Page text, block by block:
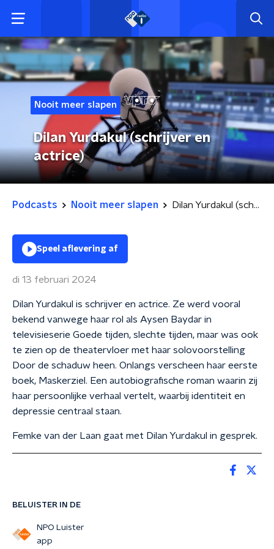
Nooit meer slapen
Dilan Yurdakul (schrijver en
actrice)
Podcasts Nooit meer slapen Dilan Yurdakul (schrijver en actrice)
BELUISTER IN DE
NPO Luister
app
Speel aflevering af
di 13 februari 2024
Dilan Yurdakul is schrijver en actrice. Ze werd vooral
bekend vanwege haar rol als Aysen Baydar in
televisieserie Goede tijden, slechte tijden, maar was ook
te zien op de theatervloer met haar solovoorstelling
Door de schaduw heen. Onlangs verscheen haar eerste
boek, Maskerziel. Een autobiografische roman waarin zij
haar persoonlijke verhaal vertelt, waarbij identiteit en
depressie centraal staan.
Femke van der Laan gaat met Dilan Yurdakul in gesprek.